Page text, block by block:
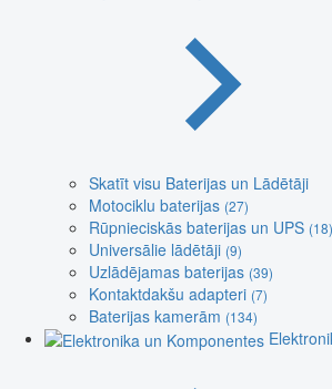
Skatīt visu Baterijas un Lādētāji
Motociklu baterijas (27)
Rūpnieciskās baterijas un UPS (18)
Universālie lādētāji (9)
Uzlādējamas baterijas (39)
Kontaktdakšu adapteri (7)
Baterijas kamerām (134)